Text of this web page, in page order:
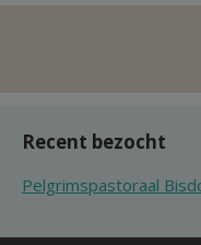
Recent bezocht
Pelgrimspastoraal